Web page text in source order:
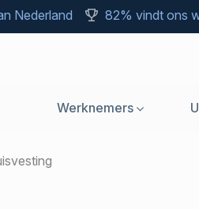
Nederland 82% vindt ons
Werknemers